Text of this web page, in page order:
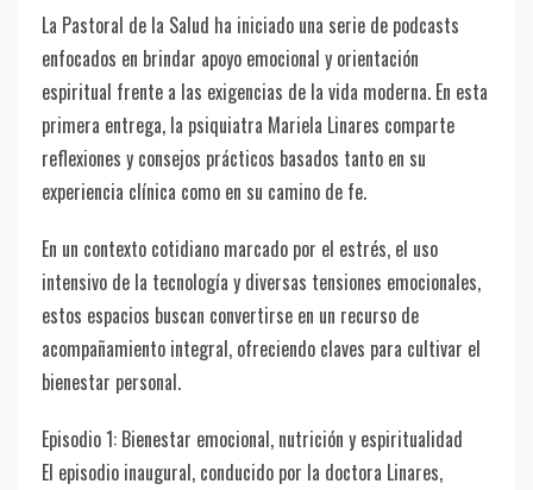
La Pastoral de la Salud ha iniciado una serie de podcasts
enfocados en brindar apoyo emocional y orientación
espiritual frente a las exigencias de la vida moderna. En esta
primera entrega, la psiquiatra Mariela Linares comparte
reflexiones y consejos prácticos basados tanto en su
experiencia clínica como en su camino de fe.
En un contexto cotidiano marcado por el estrés, el uso
intensivo de la tecnología y diversas tensiones emocionales,
estos espacios buscan convertirse en un recurso de
acompañamiento integral, ofreciendo claves para cultivar el
bienestar personal.
Episodio 1: Bienestar emocional, nutrición y espiritualidad
El episodio inaugural, conducido por la doctora Linares,